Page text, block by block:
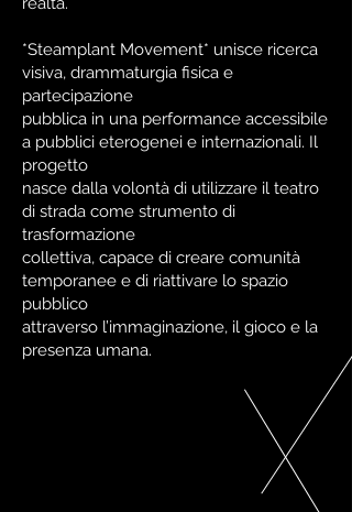
*Steamplant Movement* unisce ricerca
visiva, drammaturgia fisica e
partecipazione
pubblica in una performance accessibile
a pubblici eterogenei e internazionali. Il
progetto
nasce dalla volontà di utilizzare il teatro
di strada come strumento di
trasformazione
collettiva, capace di creare comunità
temporanee e di riattivare lo spazio
pubblico
attraverso l’immaginazione, il gioco e la
presenza umana.